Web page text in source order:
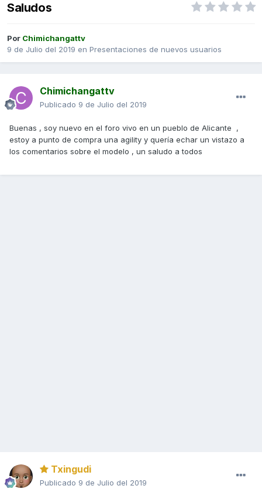
Saludos
Por Chimichangattv
9 de Julio del 2019 en Presentaciones de nuevos usuarios
Chimichangattv
Publicado 9 de Julio del 2019
Buenas , soy nuevo en el foro vivo en un pueblo de Alicante ,
estoy a punto de compra una agility y quería echar un vistazo a
los comentarios sobre el modelo , un saludo a todos
Txingudi
Publicado 9 de Julio del 2019